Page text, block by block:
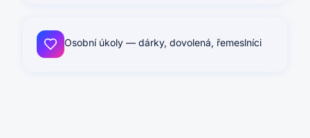
Osobní úkoly — dárky, dovolená, řemeslníci